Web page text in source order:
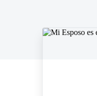
Paranormal